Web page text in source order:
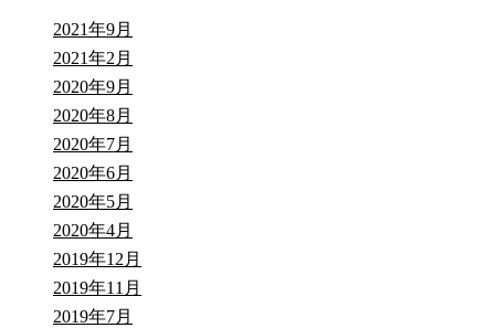
2021年9月
2021年2月
2020年9月
2020年8月
2020年7月
2020年6月
2020年5月
2020年4月
2019年12月
2019年11月
2019年7月